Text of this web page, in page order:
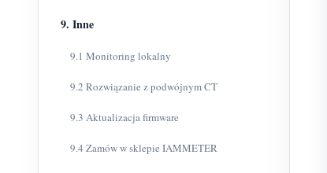
9. Inne
9.1 Monitoring lokalny
9.2 Rozwiązanie z podwójnym CT
9.3 Aktualizacja firmware
9.4 Zamów w sklepie IAMMETER